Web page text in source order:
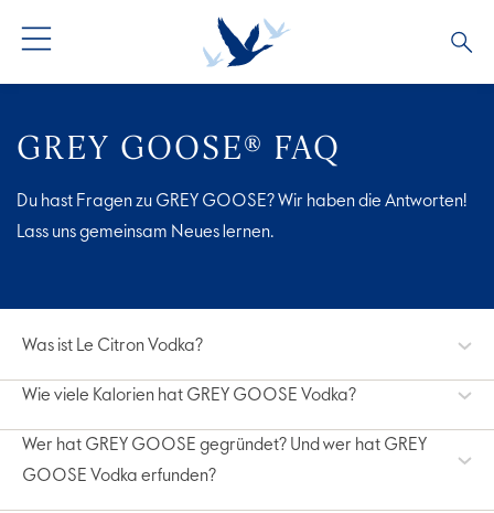
GREY GOOSE® FAQ
Du hast Fragen zu GREY GOOSE? Wir haben die Antworten!
Lass uns gemeinsam Neues lernen.
Was ist Le Citron Vodka?
Wie viele Kalorien hat GREY GOOSE Vodka?
Wer hat GREY GOOSE gegründet? Und wer hat GREY
GOOSE Vodka erfunden?